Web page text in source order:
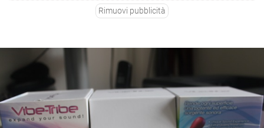
Rimuovi pubblicità